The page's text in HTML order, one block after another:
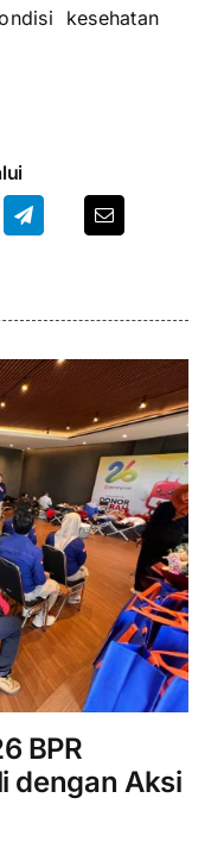
kesehatan
BPR
dengan Aksi